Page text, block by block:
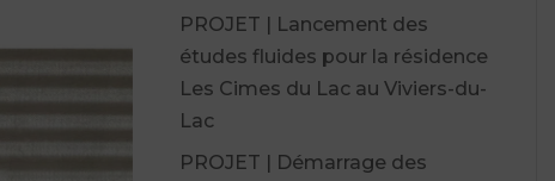
PROJET | Lancement des
études fluides pour la résidence
Les Cimes du Lac au Viviers-du-
Lac
PROJET | Démarrage des